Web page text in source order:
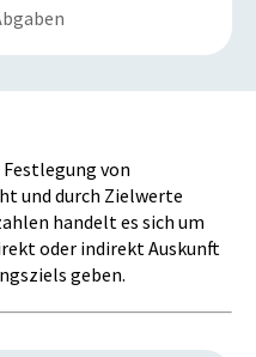
von
und durch Zielwerte
handelt es sich um
oder indirekt Auskunft
geben.